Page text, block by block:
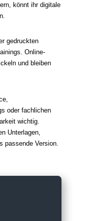
könnt ihr digitale
gedruckten
Online-
und bleiben
oder fachlichen
wichtig.
Unterlagen,
passende Version.